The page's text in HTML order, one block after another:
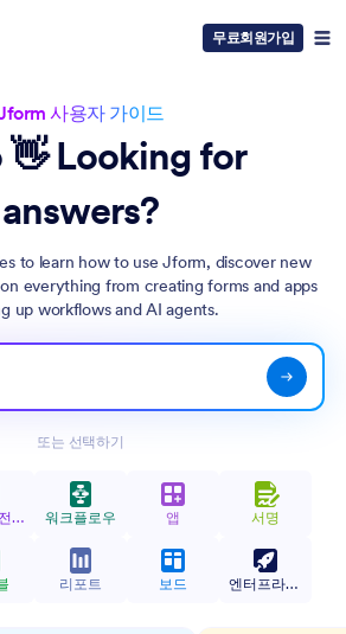
무료회원가입
사용자 가이드
👋 Looking for
answers?
to learn how to use Jform, discover new
everything from creating forms and apps
up workflows and AI agents.
또는 선택하기
AI 에이전트 워크플로우 앱 서명
리포트 보드 엔터프라이즈